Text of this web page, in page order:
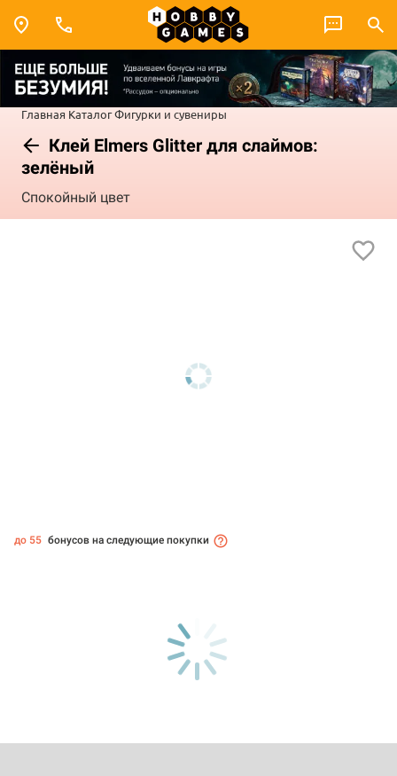
Главная КаталогФигурки и сувениры
Клей Elmers Glitter для слаймов:
зелёный
Спокойный цвет
до 55 бонусов на следующие покупки